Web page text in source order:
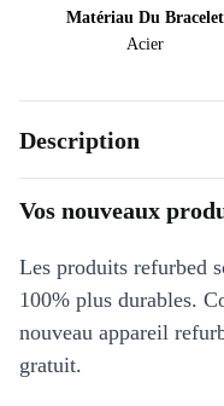
Matériau Du Bracelet
Acier
Description
Vos nouveaux
Les produits refurbed
100% plus durables.
nouveau appareil
gratuit.